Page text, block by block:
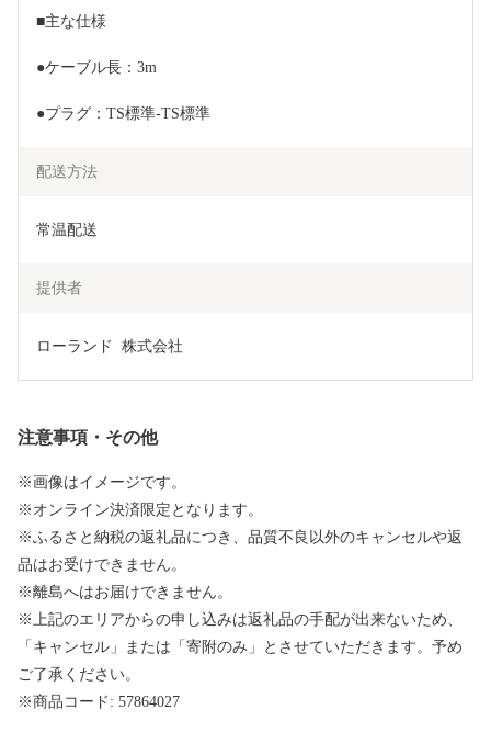
■主な仕様
●ケーブル長：3m
●プラグ：TS標準-TS標準
配送方法
常温配送
提供者
ローランド  株式会社
注意事項・その他
※画像はイメージです。
※オンライン決済限定となります。
※ふるさと納税の返礼品につき、品質不良以外のキャンセルや返
品はお受けできません。
※離島へはお届けできません。
※上記のエリアからの申し込みは返礼品の手配が出来ないため、
「キャンセル」または「寄附のみ」とさせていただきます。予め
ご了承ください。
※商品コード: 57864027